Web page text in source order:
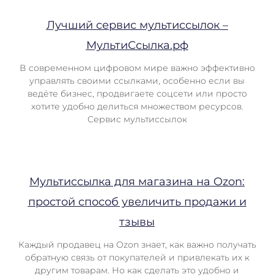
Лучший сервис мультиссылок –
МультиСсылка.рф
В современном цифровом мире важно эффективно
управлять своими ссылками, особенно если вы
ведёте бизнес, продвигаете соцсети или просто
хотите удобно делиться множеством ресурсов.
Сервис мультиссылок
Мультиссылка для магазина на Ozon:
простой способ увеличить продажи и
тзывы
Каждый продавец на Ozon знает, как важно получать
обратную связь от покупателей и привлекать их к
другим товарам. Но как сделать это удобно и